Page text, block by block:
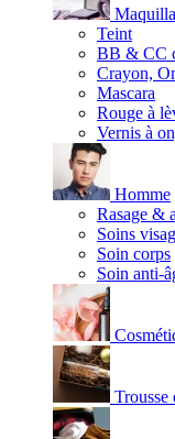
Teint
BB & CC
Crayon,
Mascara
Rouge à
Vernis à
Homme
Rasage &
Soins
Soin corps
Soin anti-
Trousse